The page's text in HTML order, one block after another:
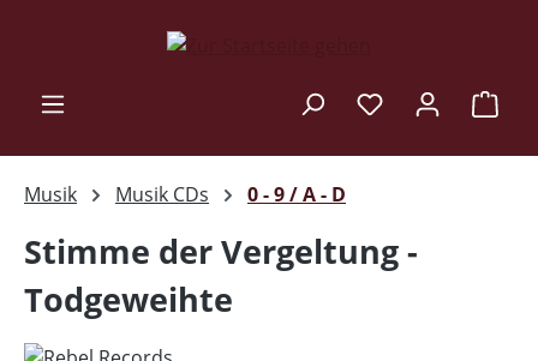
Zum Hauptinhalt springen
Musik Musik CDs 0 - 9 / A - D
Stimme der Vergeltung -
Todgeweihte